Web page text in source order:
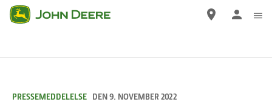
Gå
PRESSEMEDDELELSE DEN 9. NOVEMBER 2022